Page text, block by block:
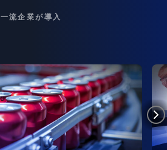
一流企業が導入